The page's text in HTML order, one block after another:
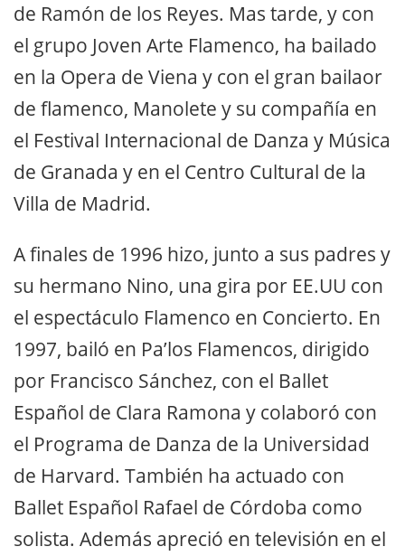
de Ramón de los Reyes. Mas tarde, y con
el grupo Joven Arte Flamenco, ha bailado
en la Opera de Viena y con el gran bailaor
de flamenco, Manolete y su compañía en
el Festival Internacional de Danza y Música
de Granada y en el Centro Cultural de la
Villa de Madrid.
A finales de 1996 hizo, junto a sus padres y
su hermano Nino, una gira por EE.UU con
el espectáculo Flamenco en Concierto. En
1997, bailó en Pa’los Flamencos, dirigido
por Francisco Sánchez, con el Ballet
Español de Clara Ramona y colaboró con
el Programa de Danza de la Universidad
de Harvard. También ha actuado con
Ballet Español Rafael de Córdoba como
solista. Además apreció en televisión en el